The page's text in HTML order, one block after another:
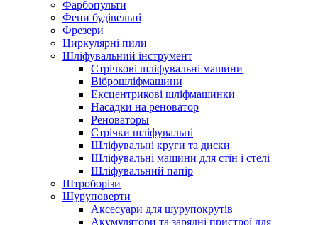
Фарбопульти
Фени будівельні
Фрезери
Циркулярні пили
Шліфувальний інструмент
Cтрічкові шліфувальні машини
Віброшліфмашини
Ексцентрикові шліфмашинки
Насадки на реноватор
Реноваторы
Стрічки шліфувальні
Шліфувальні круги та диски
Шліфувальні машини для стін і стелі
Шліфувальний папір
Штроборізи
Шуруповерти
Аксесуари для шурупокрутів
Акумулятори та зарядні пристрої для